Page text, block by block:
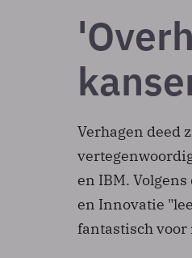
Verhagen deed
en IBM.
en Innovatie
fantastisch voor